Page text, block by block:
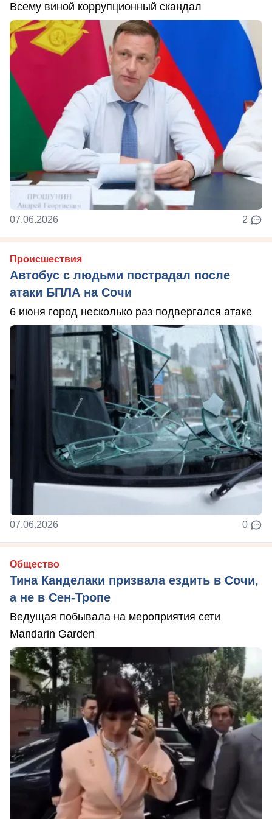
Всему виной коррупционный скандал
07.06.2026 2
Происшествия
Автобус с людьми пострадал после
атаки БПЛА на Сочи
6 июня город несколько раз подвергался атаке
07.06.2026 0
Общество
Тина Канделаки призвала ездить в Сочи,
а не в Сен-Тропе
Ведущая побывала на мероприятия сети
Mandarin Garden